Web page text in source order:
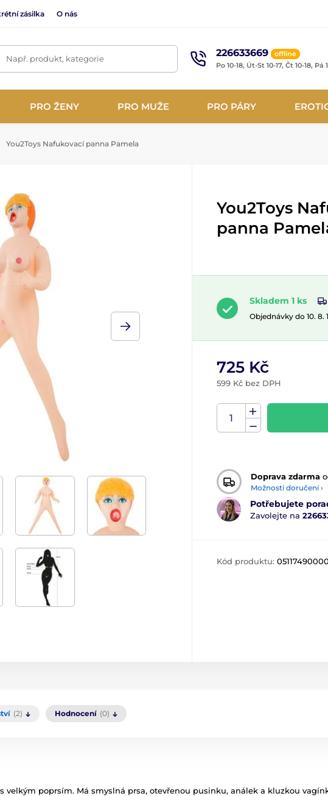
zásilka O nás
Např. produkt, kategorie 226633669
offline
Po 10-18, Út-St 10-17, Čt 10-18, Pá
PRO ŽENY PRO MUŽE PRO PÁRY
You2Toys Nafukovací panna Pamela
You2Toys
panna
Skladem 1 ks
Objednávky do 10.
725 Kč
599 Kč bez DPH
Doprava zdarma
Možnosti doručení ›
Potřebujete
Zavolejte na
Kód produktu:
(2) Hodnocení (0)
velkým poprsím. Má smyslná prsa, otevřenou pusinku, análek a kluzkou